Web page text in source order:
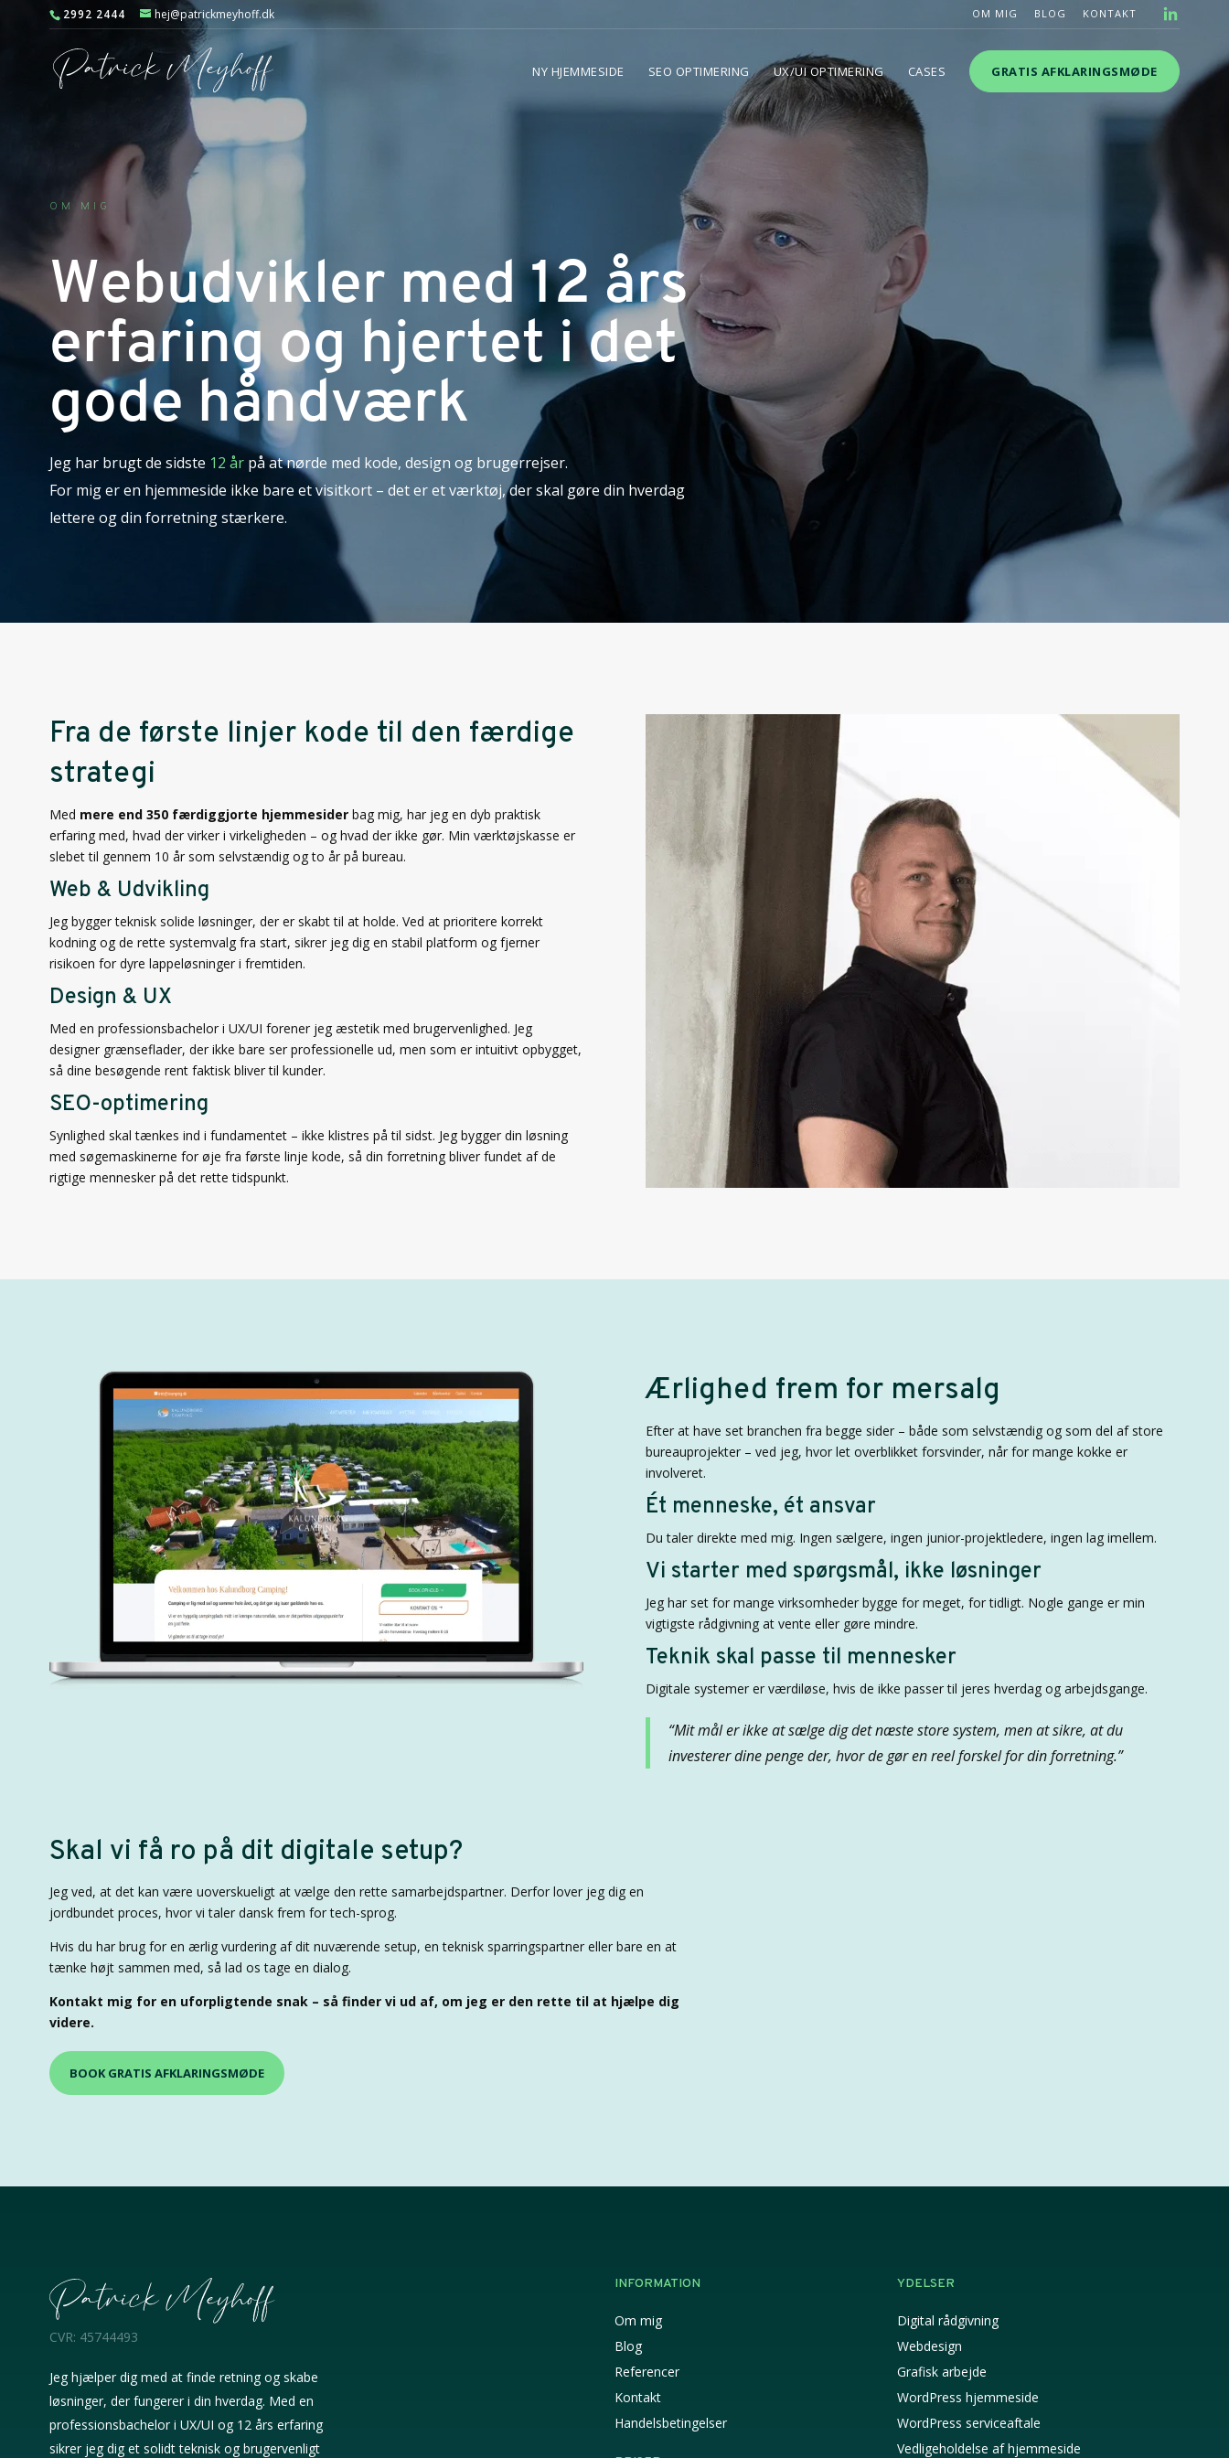
2992 2444 hej@patrickmeyhoff.dk OM MIG BLOG KONTAKT L
NY HJEMMESIDE SEO OPTIMERING UX/UI OPTIMERING CASES GRATIS AFKLARINGSMØDE
OM MIG
Webudvikler med 12 års
erfaring og hjertet i det
gode håndværk
Jeg har brugt de sidste 12 årpå at nørde med kode, design og brugerrejser.
For mig er en hjemmeside ikke bare et visitkort – det er et værktøj, der skal gøre din hverdag
lettere og din forretning stærkere.
Fra de første linjer kode til den færdige
strategi
Med mere end 350 færdiggjorte hjemmesiderbag mig, har jeg en dyb praktisk
erfaring med, hvad der virker i virkeligheden – og hvad der ikke gør. Min værktøjskasse er
slebet til gennem 10 år som selvstændig og to år på bureau.
Web & Udvikling
Jeg bygger teknisk solide løsninger, der er skabt til at holde. Ved at prioritere korrekt
kodning og de rette systemvalg fra start, sikrer jeg dig en stabil platform og fjerner
risikoen for dyre lappeløsninger i fremtiden.
Design & UX
Med en professionsbachelor i UX/UI forener jeg æstetik med brugervenlighed. Jeg
designer grænseflader, der ikke bare ser professionelle ud, men som er intuitivt opbygget,
så dine besøgende rent faktisk bliver til kunder.
SEO-optimering
Synlighed skal tænkes ind i fundamentet – ikke klistres på til sidst. Jeg bygger din løsning
med søgemaskinerne for øje fra første linje kode, så din forretning bliver fundet af de
rigtige mennesker på det rette tidspunkt.
Ærlighed frem for mersalg
Efter at have set branchen fra begge sider – både som selvstændig og som del af store
bureauprojekter – ved jeg, hvor let overblikket forsvinder, når for mange kokke er
involveret.
Ét menneske, ét ansvar
Du taler direkte med mig. Ingen sælgere, ingen junior-projektledere, ingen lag imellem.
Vi starter med spørgsmål, ikke løsninger
Jeg har set for mange virksomheder bygge for meget, for tidligt. Nogle gange er min
vigtigste rådgivning at vente eller gøre mindre.
Teknik skal passe til mennesker
Digitale systemer er værdiløse, hvis de ikke passer til jeres hverdag og arbejdsgange.
“Mit mål er ikke at sælge dig det næste store system, men at sikre, at du
investerer dine penge der, hvor de gør en reel forskel for din forretning.”
Skal vi få ro på dit digitale setup?
Jeg ved, at det kan være uoverskueligt at vælge den rette samarbejdspartner. Derfor lover jeg dig en
jordbundet proces, hvor vi taler dansk frem for tech-sprog.
Hvis du har brug for en ærlig vurdering af dit nuværende setup, en teknisk sparringspartner eller bare en at
tænke højt sammen med, så lad os tage en dialog.
Kontakt mig for en uforpligtende snak – så finder vi ud af, om jeg er den rette til at hjælpe dig
videre.
BOOK GRATIS AFKLARINGSMØDE
CVR: 45744493
Jeg hjælper dig med at finde retning og skabe
løsninger, der fungerer i din hverdag. Med en
professionsbachelor i UX/UI og 12 års erfaring
sikrer jeg dig et solidt teknisk og brugervenligt
INFORMATION
Om mig
Blog
Referencer
Kontakt
Handelsbetingelser
YDELSER
Digital rådgivning
Webdesign
Grafisk arbejde
WordPress hjemmeside
WordPress serviceaftale
Vedligeholdelse af hjemmeside